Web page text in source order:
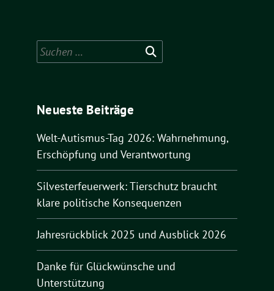
Suchen
nach:
Neueste Beiträge
Welt-Autismus-Tag 2026: Wahrnehmung,
Erschöpfung und Verantwortung
Silvesterfeuerwerk: Tierschutz braucht
klare politische Konsequenzen
Jahresrückblick 2025 und Ausblick 2026
Danke für Glückwünsche und
Unterstützung